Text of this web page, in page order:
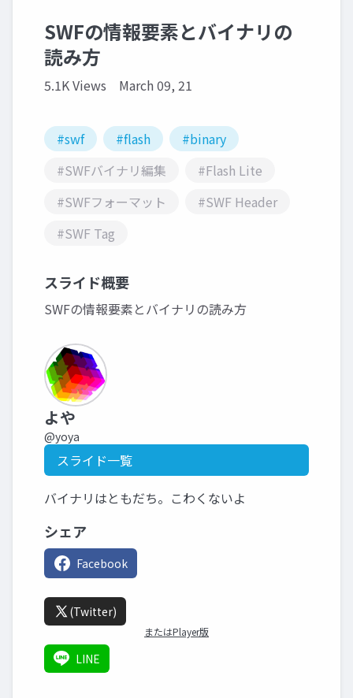
SWFの情報要素とバイナリの
読み方
5.1K Views March 09, 21
#swf #flash
#binary
#SWFバイナリ編集
#Flash Lite
#SWFフォーマット
#SWF Header
#SWF Tag
スライド概要
SWFの情報要素とバイナリの読み方
よや
@yoya
スライド一覧
バイナリはともだち。こわくないよ
シェア
Facebook
(Twitter)
またはPlayer版
LINE